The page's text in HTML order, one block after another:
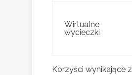
Wirtualne
wycieczki
Korzyści wynikające z